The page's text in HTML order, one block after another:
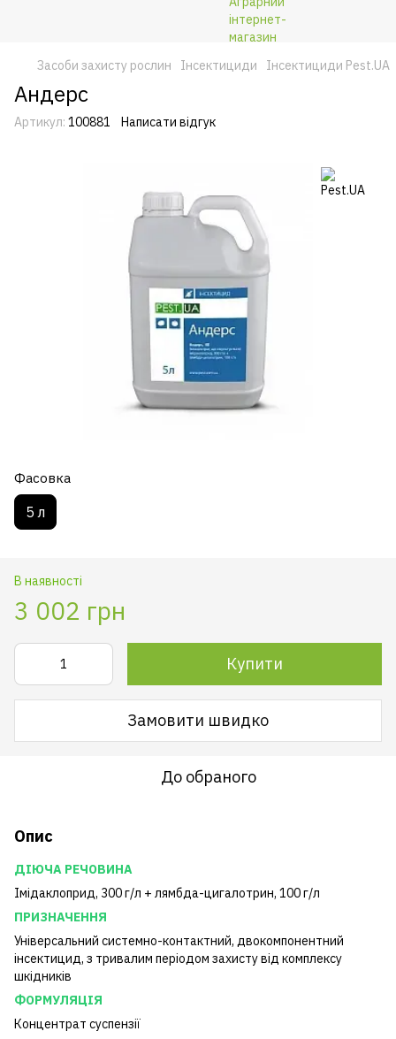
Засоби захисту рослин Інсектициди Інсектициди Pest.UA
Андерс
Артикул: 100881 Написати відгук
Фасовка
5 л
В наявності
3 002 грн
Купити
Замовити швидко
До обраного
Опис
ДІЮЧА РЕЧОВИНА
Імідаклоприд, 300 г/л + лямбда-цигалотрин, 100 г/л
ПРИЗНАЧЕННЯ
Універсальний системно-контактний, двокомпонентний
інсектицид, з тривалим періодом захисту від комплексу
шкідників
ФОРМУЛЯЦІЯ
Концентрат суспензії